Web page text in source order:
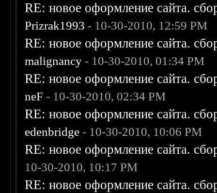
RE: новое оформление сайта.
Prizrak1993 - 10-30-2010, 12:59 PM
RE: новое оформление сайта.
malignancy - 10-30-2010, 01:34 PM
RE: новое оформление сайта.
neF - 10-30-2010, 02:34 PM
RE: новое оформление сайта.
edenbridge - 10-30-2010, 10:06 PM
RE: новое оформление сайта.
10-30-2010, 10:17 PM
RE: новое оформление сайта.